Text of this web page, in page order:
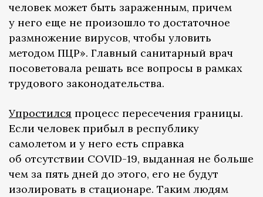
человек может быть зараженным, причем
у него еще не произошло то достаточное
размножение вирусов, чтобы уловить
методом ПЦР». Главный санитарный врач
посоветовала решать все вопросы в рамках
трудового законодательства.
Упростился процесс пересечения границы.
Если человек прибыл в республику
самолетом и у него есть справка
об отсутствии COVID-19, выданная не больше
чем за пять дней до этого, его не будут
изолировать в стационаре. Таким людям